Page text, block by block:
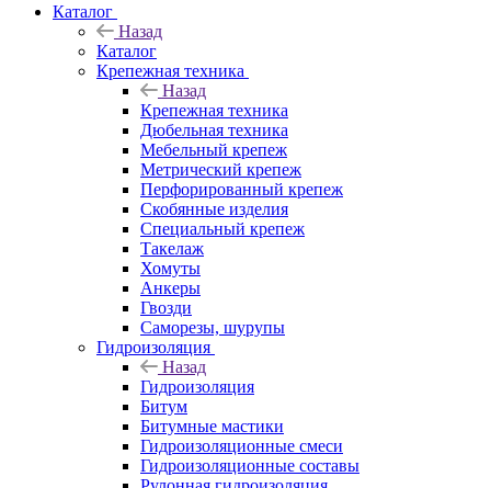
Каталог
Назад
Каталог
Крепежная техника
Назад
Крепежная техника
Дюбельная техника
Мебельный крепеж
Метрический крепеж
Перфорированный крепеж
Скобянные изделия
Специальный крепеж
Такелаж
Хомуты
Анкеры
Гвозди
Саморезы, шурупы
Гидроизоляция
Назад
Гидроизоляция
Битум
Битумные мастики
Гидроизоляционные смеси
Гидроизоляционные составы